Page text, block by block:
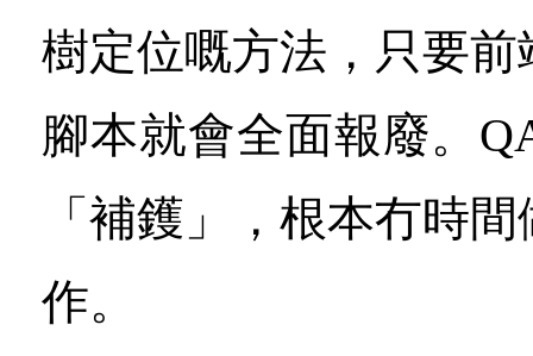
樹定位嘅方法，只要
腳本就會全面報廢。
「補鑊」，根本冇時
作。